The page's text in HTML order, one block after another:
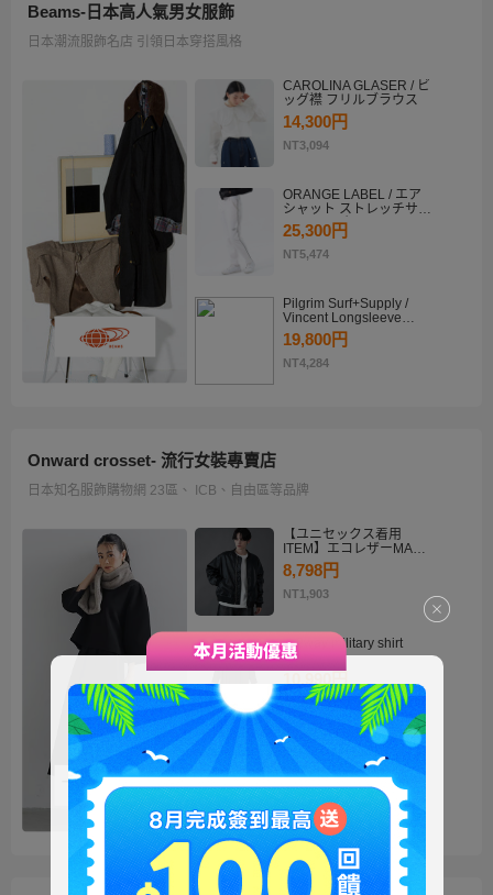
Beams-日本高人氣男女服飾
日本潮流服飾名店 引領日本穿搭風格
CAROLINA GLASER / ビ
ッグ襟 フリルブラウス
14,300円
NT3,094
ORANGE LABEL / エア
シャット ストレッチサイ
ドラインパンツ
25,300円
NT5,474
Pilgrim Surf+Supply /
Vincent Longsleeve
Shirt
19,800円
NT4,284
Onward crosset- 流行女裝專賣店
日本知名服飾購物網 23區、 ICB、自由區等品牌
【ユニセックス着用
ITEM】エコレザーMA－
1
8,798円
NT1,903
・2way military shirt
dress
NT2,378
【洗える】褒めらレディ
テーラード ジャケット
14,900円
NT3,224